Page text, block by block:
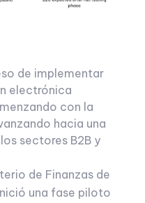
de implementar
electrónica
con la
hacia una
sectores B2B y
de Finanzas de
una fase piloto